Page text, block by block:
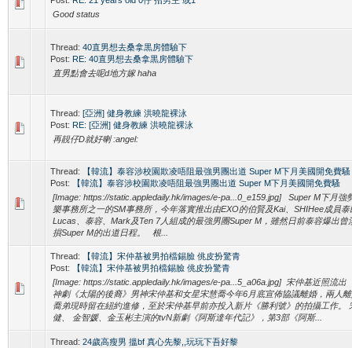
Good status
Thread: 40直男想去桑拿黒房體驗下
Post: RE: 40直男想去桑拿黒房體驗下
直男點會去呢d地方嫁 haha
Thread: [亞洲] 健身教練 洪曉龍裸泳
Post: RE: [亞洲] 健身教練 洪曉龍裸泳
再靚仔D就好喇 :angel:
Thread:
【韓流】泰容涉校園欺凌唔阻最強男團出道 Super M下月美國開免費騷
Post:
【韓流】泰容涉校園欺凌唔阻最強男團出道 Super M下月美國開免費騷
[Image: https://static.appledaily.hk/images/e-pa...0_e159.jpg] Super M下月強
樂事務所之一的SM事務所，今年落實推出由EXO的伯賢及Kai、SHIHee成員
Lucas、泰容、Mark及Ten 7人組成的最強男團Super M，雖然日前泰容爆出曾
損Super M的出道日程。 根...
Thread:
【韓流】宋仲基被男拍檔錫臉 佻皮扮驚青
Post:
【韓流】宋仲基被男拍檔錫臉 佻皮扮驚青
[Image: https://static.appledaily.hk/images/e-pa...5_a06a.jpg] 宋仲基近照流出
神劇《太陽的後裔》男神宋仲基和女星宋慧喬今年6月底宣佈協議離婚，兩人
喬弟現時留在紐約進修，至於宋仲基早前亦投入新片《勝利號》的拍攝工作。
健、 金智媛、金玉彬主演的tvN新劇《阿斯達年代記》，第3部《阿斯...
Thread: 24歲高瘦男 搵bf 真心先黎,,玩玩下吾好黎